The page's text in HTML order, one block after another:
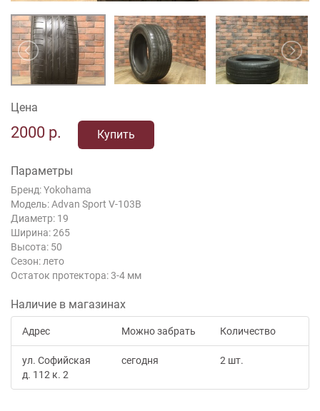
Цена
2000 р. Купить
Параметры
Бренд: Yokohama
Модель: Advan Sport V-103B
Диаметр: 19
Ширина: 265
Высота: 50
Сезон: лето
Остаток протектора: 3-4 мм
Наличие в магазинах
Адрес Можно забрать Количество
ул. Софийская
д. 112 к. 2
сегодня 2 шт.